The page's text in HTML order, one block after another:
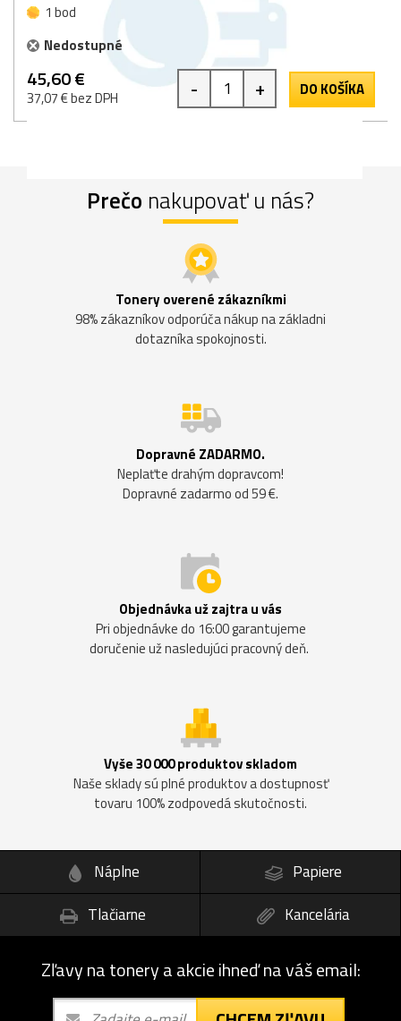
1 bod
Nedostupné
45,60 €
37,07 € bez DPH - + DO KOŠÍKA
Prečo nakupovať u nás?
Tonery overené zákazníkmi
98% zákazníkov odporúča nákup na základni
dotazníka spokojnosti.
Dopravné ZADARMO.
Neplaťte drahým dopravcom!
Dopravné zadarmo od 59 €.
Objednávka už zajtra u vás
Pri objednávke do 16:00 garantujeme
doručenie už nasledujúci pracovný deň.
Vyše 30 000 produktov skladom
Naše sklady sú plné produktov a dostupnosť
tovaru 100% zodpovedá skutočnosti.
Náplne
Papiere
Tlačiarne
Kancelária
Zľavy na tonery a akcie ihneď na váš email: